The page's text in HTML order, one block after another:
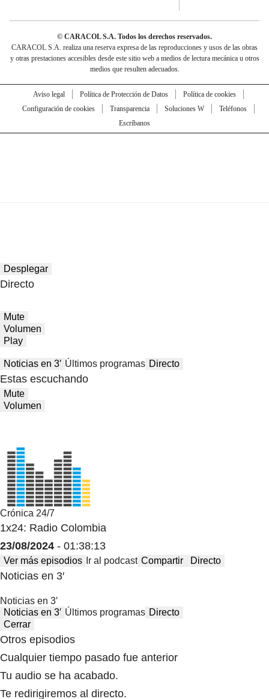
© CARACOL S.A. Todos los derechos reservados.
CARACOL S.A. realiza una reserva expresa de las reproducciones y usos de las obras
y otras prestaciones accesibles desde este sitio web a medios de lectura mecánica u otros
medios que resulten adecuados.
Aviso legal Política de Protección de Datos
Política de cookies
Configuración de cookies
Transparencia Soluciones W
Teléfonos
Escríbanos
Desplegar
Directo
Mute
Volumen
Play
Noticias en 3′ Últimos programas Directo
Estas escuchando
Mute
Volumen
Crónica 24/7
1x24: Radio Colombia
23/08/2024 - 01:38:13
Ver más episodios Ir al podcast Compartir Directo
Noticias en 3′
Noticias en 3′
Noticias en 3′ Últimos programas Directo
Cerrar
Otros episodios
Cualquier tiempo pasado fue anterior
Tu audio se ha acabado.
Te redirigiremos al directo.